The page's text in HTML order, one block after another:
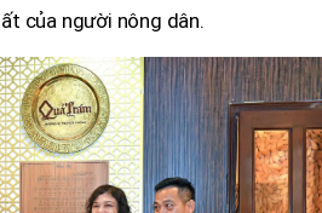
của người nông dân.